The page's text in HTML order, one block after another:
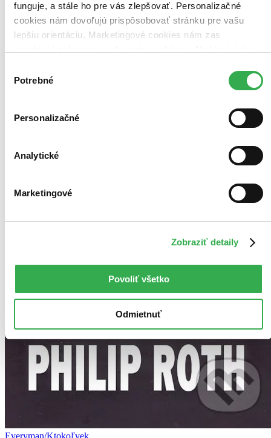
funguje, a stále ho pre vás zlepšovať. Personalizačné
cookies nám dovoľujú prispôsobovať stránku pre vašu
lepšiu orientáciu. Marketingové cookies nám zas
keby sme mohli používať všetky tieto cookies. Ďakujeme!
súhlasu
Potrebné
Personalizačné
Analytické
Marketingové
Zobraziť detaily
Povoliť všetko
Odmietnuť